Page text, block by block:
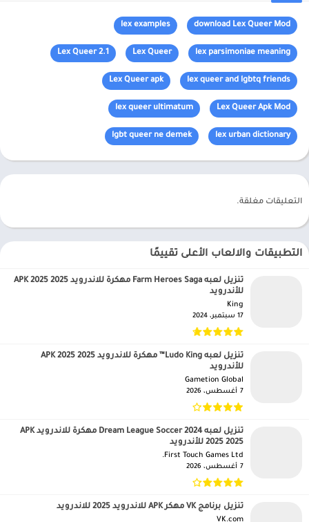
download Lex Queer Mod
lex examples
lex parsimoniae meaning
Lex Queer
Lex Queer 2.1
lex queer and lgbtq friends
Lex Queer apk
Lex Queer Apk Mod
lex queer ultimatum
lex urban dictionary
lgbt queer ne demek
التعليقات مغلقة.
التطبيقات والالعاب الأعلى تقييمًا
تنزيل لعبه Farm Heroes Saga مهكرة للاندرويد APK 2025 2025
للأندرويد
King‏
17 سبتمبر، 2024
تنزيل لعبه Ludo King™ مهكرة للاندرويد APK 2025 2025
للأندرويد
Gametion Global‏
7 أغسطس، 2026
تنزيل لعبه Dream League Soccer 2024 مهكرة للاندرويد APK
2025 2025 للأندرويد
First Touch Games Ltd.‏
7 أغسطس، 2026
تنزيل برنامج VK مهكر APK للاندرويد 2025 للاندرويد
VK.com‏